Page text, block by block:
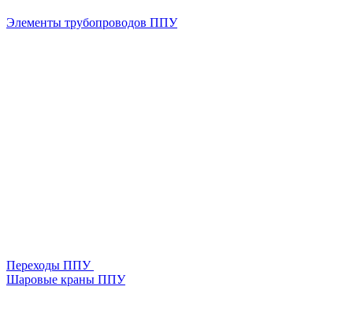
Элементы трубопроводов ППУ
Переходы ППУ
Шаровые краны ППУ